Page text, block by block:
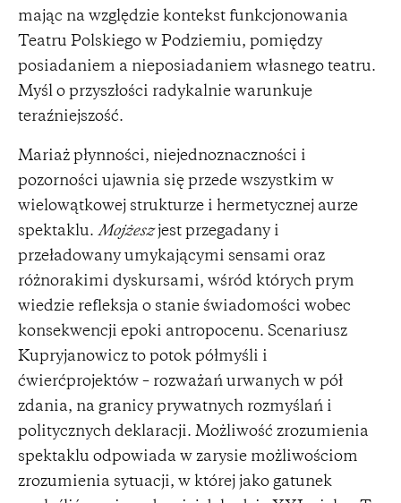
mając na względzie kontekst funkcjonowania
Teatru Polskiego w Podziemiu, pomiędzy
posiadaniem a nieposiadaniem własnego teatru.
Myśl o przyszłości radykalnie warunkuje
teraźniejszość.
Mariaż płynności, niejednoznaczności i
pozorności ujawnia się przede wszystkim w
wielowątkowej strukturze i hermetycznej aurze
spektaklu. Mojżeszjest przegadany i
przeładowany umykającymi sensami oraz
różnorakimi dyskursami, wśród których prym
wiedzie refleksja o stanie świadomości wobec
konsekwencji epoki antropocenu. Scenariusz
Kupryjanowicz to potok półmyśli i
ćwierćprojektów – rozważań urwanych w pół
zdania, na granicy prywatnych rozmyślań i
politycznych deklaracji. Możliwość zrozumienia
spektaklu odpowiada w zarysie możliwościom
zrozumienia sytuacji, w której jako gatunek